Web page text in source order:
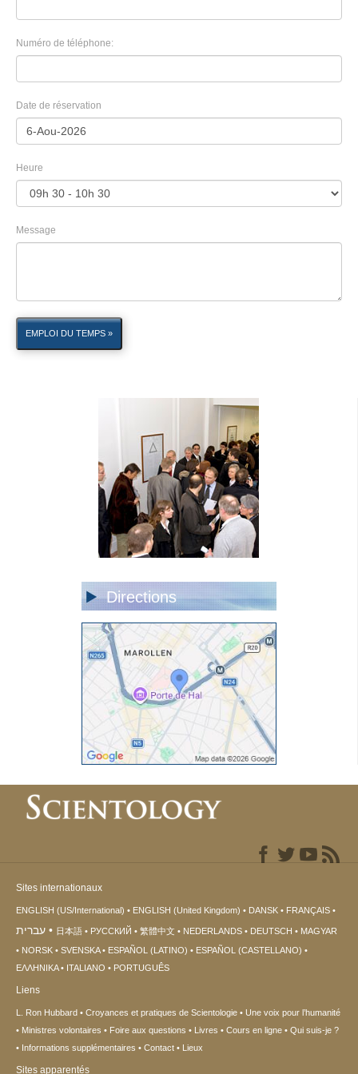
Numéro de téléphone:
Date de réservation
Heure
Message
EMPLOI DU TEMPS »
Directions
Sites internationaux
ENGLISH (US/International) ENGLISH (United Kingdom) DANSK FRANÇAIS
עברית 日本語 РУССКИЙ 繁體中文 NEDERLANDS DEUTSCH
MAGYAR
NORSK
SVENSKA ESPAÑOL (LATINO)
ESPAÑOL (CASTELLANO)
ΕΛΛΗΝΙΚA
ITALIANO PORTUGUÊS
Liens
L. Ron Hubbard Croyances et pratiques de Scientologie
Une voix pour l’humanité
Ministres volontaires
Foire aux questions Livres Cours en ligne
Qui suis-je ?
Informations supplémentaires
Contact Lieux
Sites apparentés